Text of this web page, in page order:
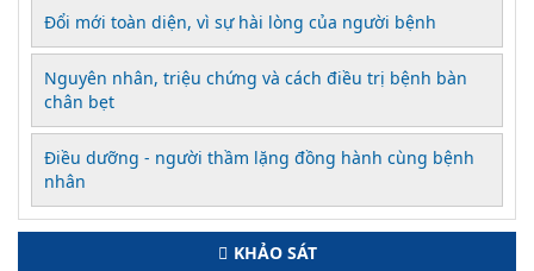
Đổi mới toàn diện, vì sự hài lòng của người bệnh
Nguyên nhân, triệu chứng và cách điều trị bệnh bàn
chân bẹt
Điều dưỡng - người thầm lặng đồng hành cùng bệnh
nhân
KHẢO SÁT